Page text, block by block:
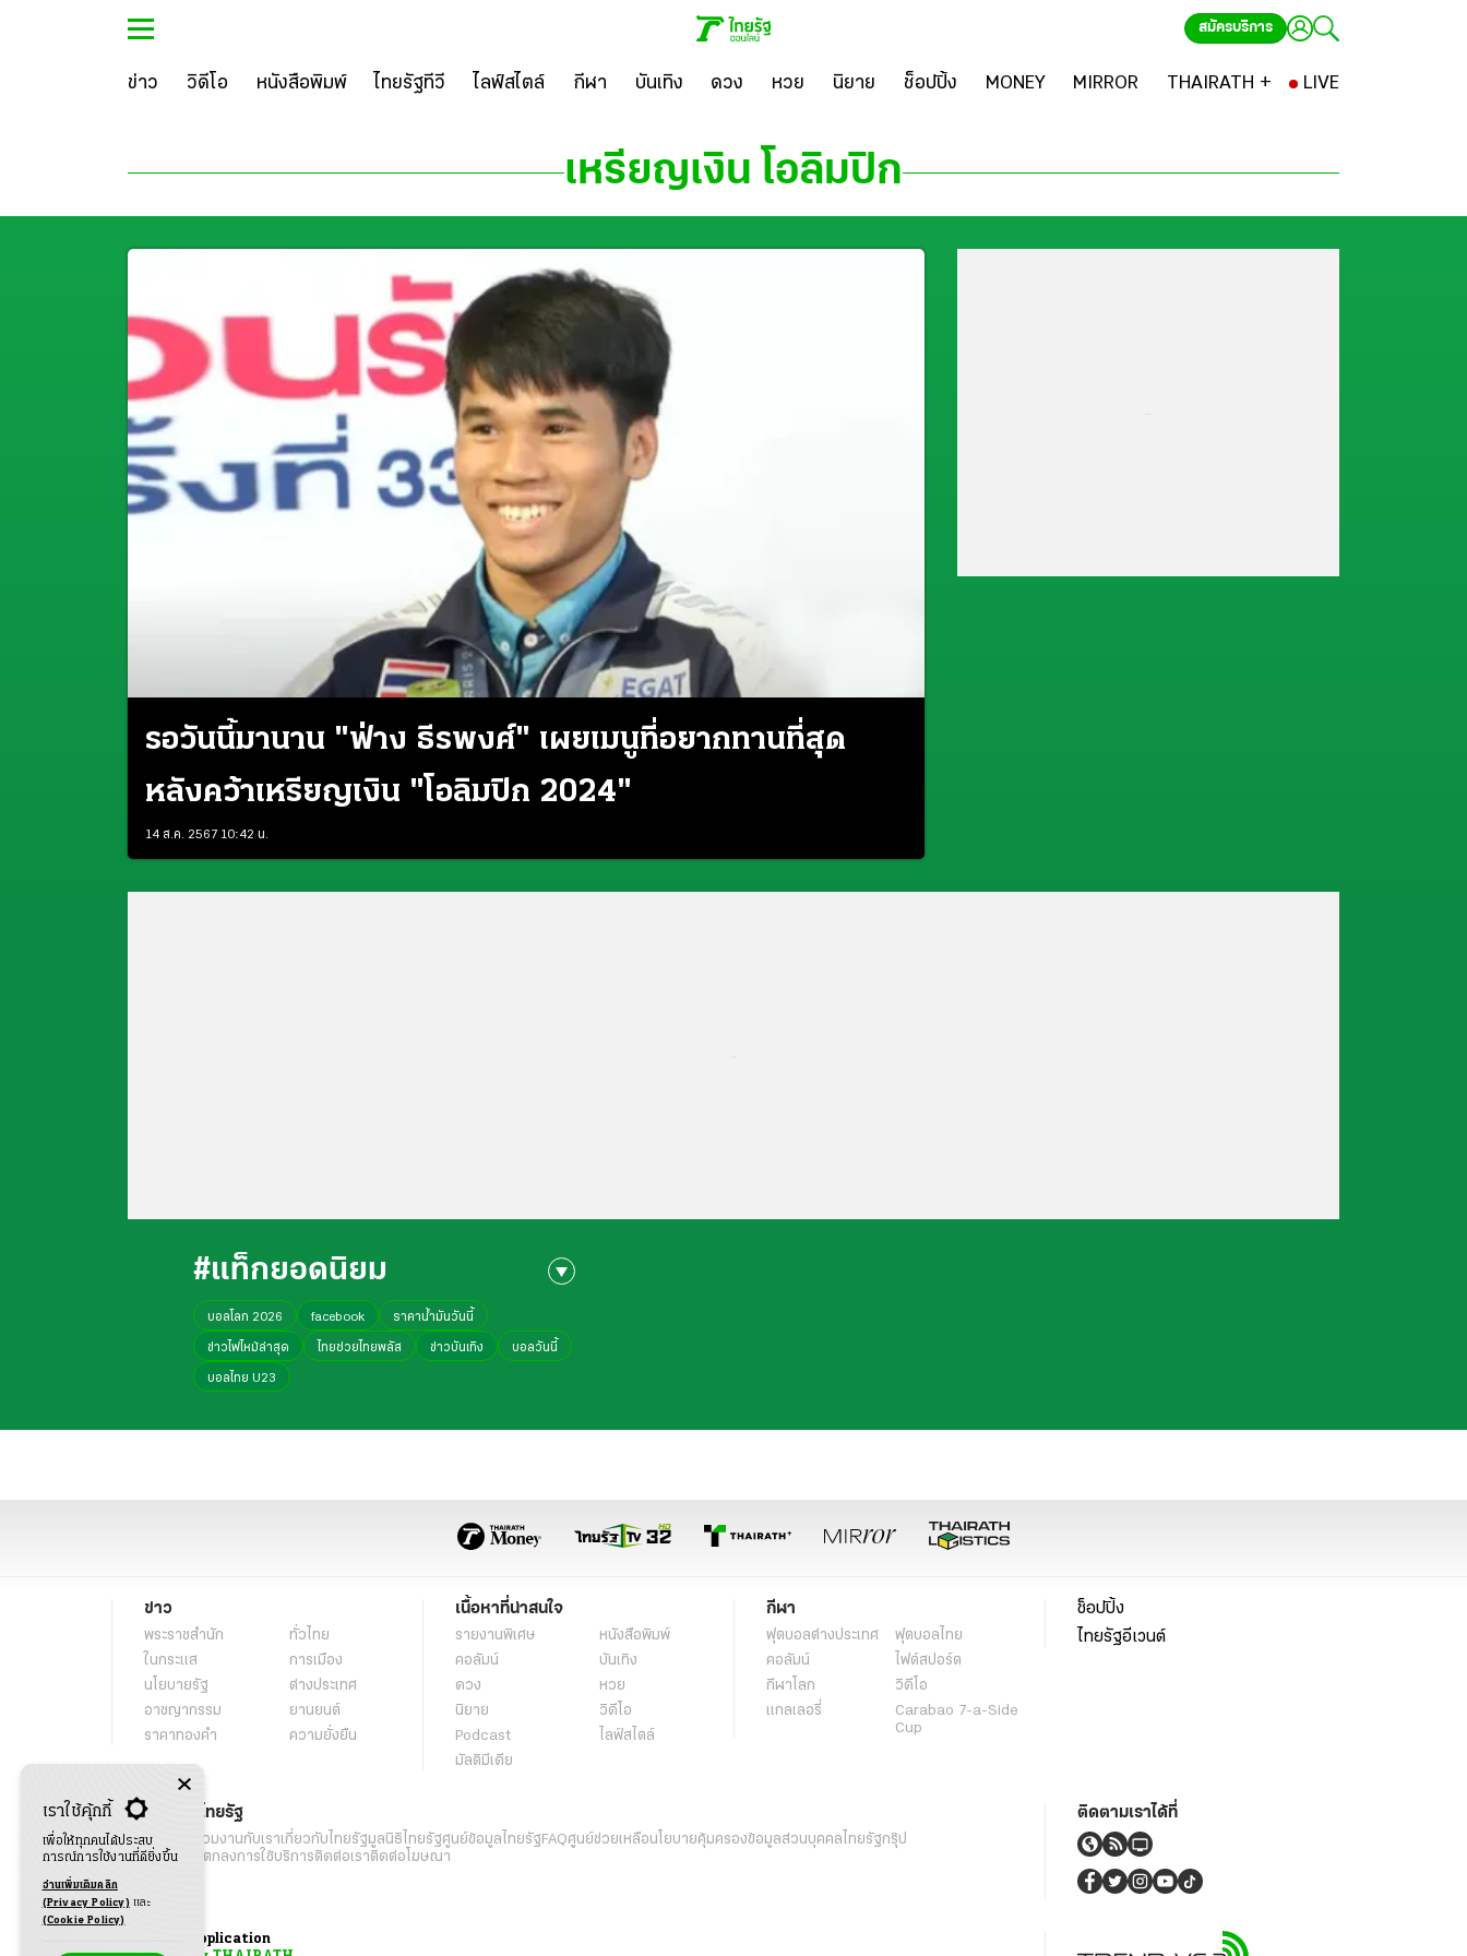
สมัครบริการ
ข่าว วิดีโอ หนังสือพิมพ์ ไทยรัฐทีวี ไลฟ์สไตล์ กีฬา บันเทิง ดวง หวย นิยาย ช็อปปิ้ง MONEY MIRROR THAIRATH + LIVE
เหรียญเงิน โอลิมปิก
รอวันนี้มานาน "ฟ่าง ธีรพงศ์" เผยเมนูที่อยากทานที่สุด
หลังคว้าเหรียญเงิน "โอลิมปิก 2024"
14 ส.ค. 2567 10:42 น.
#แท็กยอดนิยม
บอลโลก 2026 facebook ราคาน้ำมันวันนี้
ข่าวไฟไหม้ล่าสุด ไทยช่วยไทยพลัส ข่าวบันเทิง บอลวันนี้
บอลไทย U23
ข่าว
พระราชสำนัก
ทั่วไทย
ในกระแส
การเมือง
นโยบายรัฐ
ต่างประเทศ
อาชญากรรม
ยานยนต์
ราคาทองคำ
ความยั่งยืน
เนื้อหาที่น่าสนใจ
รายงานพิเศษ
หนังสือพิมพ์
คอลัมน์
บันเทิง
ดวง
หวย
นิยาย
วิดีโอ
Podcast
ไลฟ์สไตล์
มัลติมีเดีย
กีฬา
ฟุตบอลต่่างประเทศ
ฟุตบอลไทย
คอลัมน์
ไฟต์สปอร์ต
กีฬาโลก
วิดีโอ
แกลเลอรี่
Carabao 7-a-Side
Cup
ช็อปปิ้ง
ไทยรัฐอีเวนต์
เกี่ยวกับไทยรัฐ
กิจกรรม ร่วมงานกับเราเกี่ยวกับไทยรัฐมูลนิธิไทยรัฐศูนย์ข้อมูลไทยรัฐFAQศูนย์ช่วยเหลือนโยบายคุ้มครองข้อมูลส่วนบุคคลไทยรัฐกรุ๊ป
เงื่อนไขข้อตกลงการใช้บริการติดต่อเราติดต่อโฆษณา
ติดตามเราได้ที่
Application
เราใช้คุ้กกี้
เพื่อให้ทุกคนได้ประสบ
การณ์การใช้งานที่ดียิ่งขึ้น
อ่านเพิ่มเติมคลิก
(Privacy Policy) และ
(Cookie Policy)